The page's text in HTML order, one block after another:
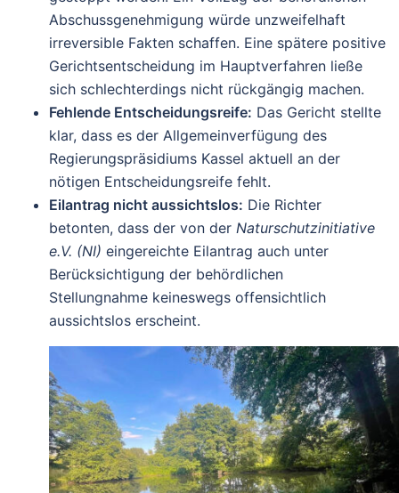
Abschussgenehmigung würde unzweifelhaft
irreversible Fakten schaffen. Eine spätere positive
Gerichtsentscheidung im Hauptverfahren ließe
sich schlechterdings nicht rückgängig machen.
Fehlende Entscheidungsreife: Das Gericht stellte
klar, dass es der Allgemeinverfügung des
Regierungspräsidiums Kassel aktuell an der
nötigen Entscheidungsreife fehlt.
Eilantrag nicht aussichtslos: Die Richter
betonten, dass der von der Naturschutzinitiative
e.V. (NI) eingereichte Eilantrag auch unter
Berücksichtigung der behördlichen
Stellungnahme keineswegs offensichtlich
aussichtslos erscheint.